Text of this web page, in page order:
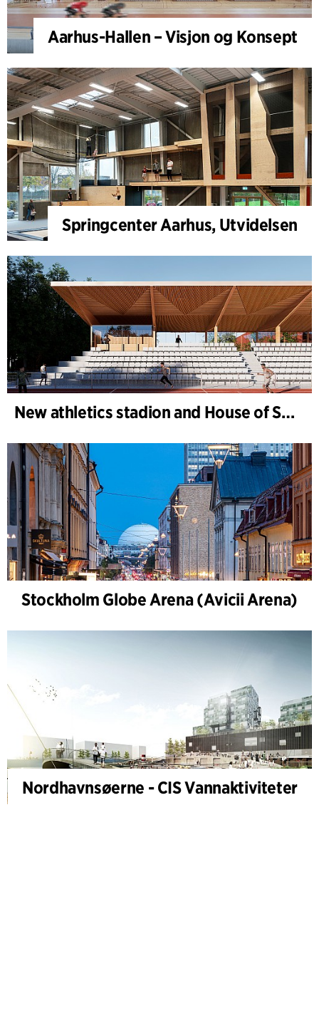
Aarhus-Hallen – Visjon og Konsept
Springcenter Aarhus, Utvidelsen
New athletics stadion and House of Sports, Kongelunden Aarhus
Stockholm Globe Arena (Avicii Arena)
Nordhavnsøerne - CIS Vannaktiviteter